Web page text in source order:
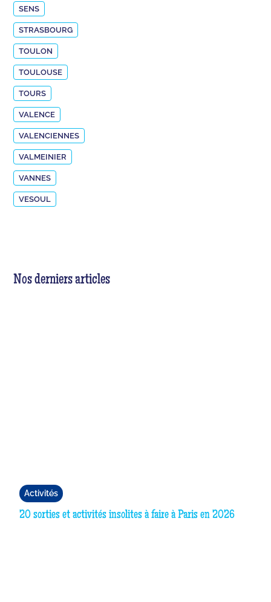
SENS
STRASBOURG
TOULON
TOULOUSE
TOURS
VALENCE
VALENCIENNES
VALMEINIER
VANNES
VESOUL
Nos derniers articles
Activités
20 sorties et activités insolites à faire à Paris en 2026